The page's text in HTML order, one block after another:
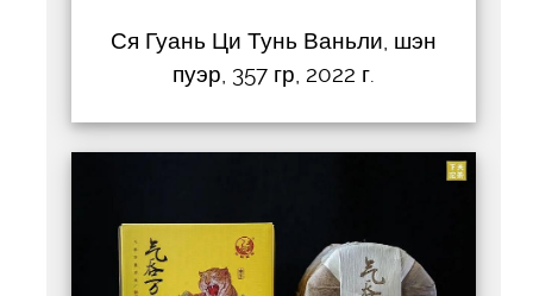
Ся Гуань Ци Тунь Ваньли, шэн
пуэр, 357 гр, 2022 г.